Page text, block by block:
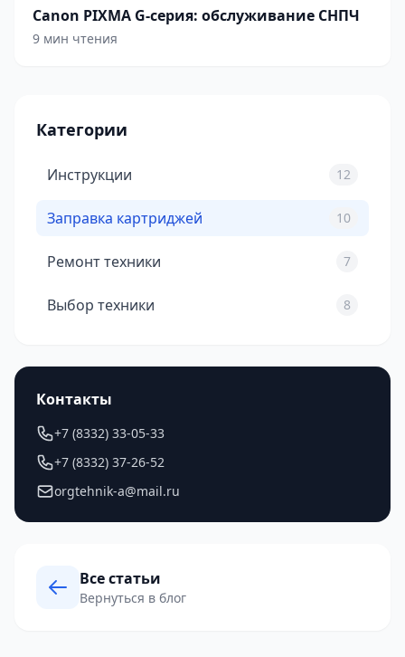
Canon PIXMA G-серия: обслуживание СНПЧ
9 мин чтения
Категории
Инструкции 12
Заправка картриджей 10
Ремонт техники 7
Выбор техники 8
Контакты
+7 (8332) 33-05-33
+7 (8332) 37-26-52
orgtehnik-a@mail.ru
Все статьи
Вернуться в блог